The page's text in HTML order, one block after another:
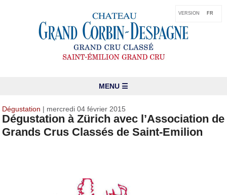
VERSION FR
MENU ☰
Dégustation | mercredi 04 février 2015
Dégustation à Zürich avec l’Association de
Grands Crus Classés de Saint-Emilion